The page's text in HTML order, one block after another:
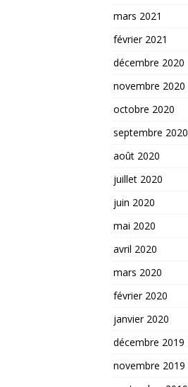
mars 2021
février 2021
décembre 2020
novembre 2020
octobre 2020
septembre 2020
août 2020
juillet 2020
juin 2020
mai 2020
avril 2020
mars 2020
février 2020
janvier 2020
décembre 2019
novembre 2019